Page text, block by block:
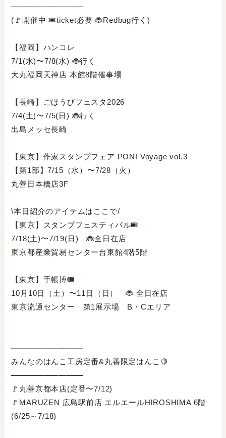
—————————⁣
(🚩開催中 🎟️ticket必要 🐞Redbug行く)⁣
【福岡】ハンコレ⁣
7/1(水)〜7/8(水) 🐞行く⁣
大丸福岡天神店 本館8階催事場⁣
【長崎】ごほうびフェスタ2026⁣
7/4(土)〜7/5(日) 🐞行く⁣
出島メッセ長崎⁣
【東京】作家スタンプフェア PON! Voyage vol.3⁣
【第1部】7/15（水）〜7/28（火）⁣
丸善日本橋店3F⁣
\本日紹介のアイテムはここで/⁣
【東京】スタンプフェスティバル🎟️⁣
7/18(土)〜7/19(日) 🐞全日在店⁣
東京都産業貿易センター台東館4階5階⁣
【東京】手帳博🎟️⁣
10月10日（土）〜11日（日） 🐞 全日在店⁣
東京流通センター 第1展示場 B・Cエリア⁣
—————————⁣
みんなのはんこ工房定番&丸善限定はんこ🍋⁣
—————————⁣
🚩丸善京都本店(定番〜7/12)
🚩MARUZEN 広島駅前店 エルエールHIROSHIMA 6階
(6/25～7/18)⁣